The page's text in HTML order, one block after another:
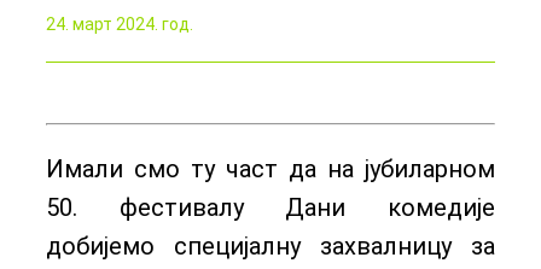
24. март 2024. год.
Имали смо ту част да на јубиларном
50. фестивалу Дани комедије
добијемо специјалну захвалницу за